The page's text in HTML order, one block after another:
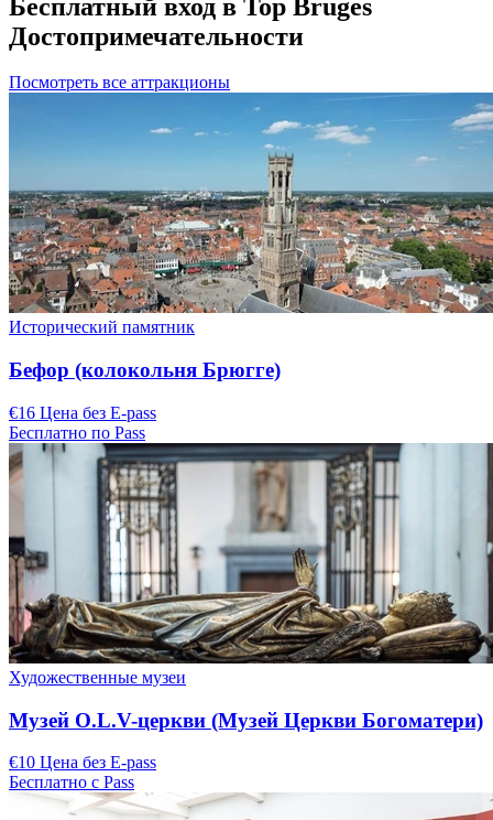
Бесплатный вход в Top Bruges
Достопримечательности
Посмотреть все аттракционы
Исторический памятник
Бефор (колокольня Брюгге)
€16 Цена без E-pass
Бесплатно по Pass
Художественные музеи
Музей O.L.V-церкви (Музей Церкви Богоматери)
€10 Цена без E-pass
Бесплатно с Pass